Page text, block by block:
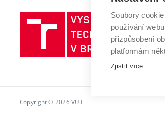
učení
v
Copyright © 2026 VUT
Soubory
používání
přizpůsobení
platformám
Zjistit více